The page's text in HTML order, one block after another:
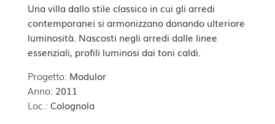
Una villa dallo stile classico in cui gli arredi
contemporanei si armonizzano donando ulteriore
luminosità. Nascosti negli arredi dalle linee
essenziali, profili luminosi dai toni caldi.
Progetto: Modulor
Anno: 2011
Loc.: Colognola